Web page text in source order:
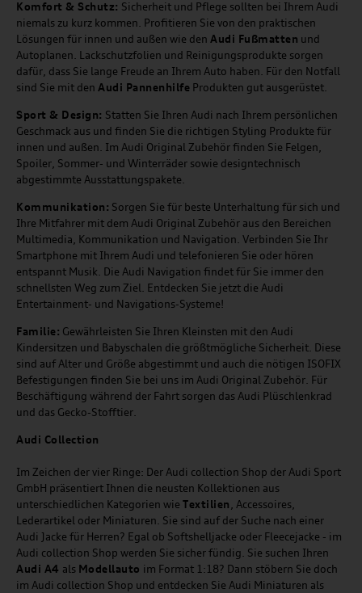
Komfort & Schutz: Sicherheit und Pflege sollten bei Ihrem Audi
niemals zu kurz kommen. Profitieren Sie von den praktischen
Lösungen für innen und außen wie den Audi Fußmatten und
Autoplanen. Lackschutzfolien und Reinigungsprodukte sorgen
dafür, dass Sie lange Freude an Ihrem Auto haben. Für den Notfall
sind Sie mit den Audi Pannenhilfe Produkten gut ausgerüstet.
Sport & Design: Statten Sie Ihren Audi nach Ihrem persönlichen
Geschmack aus und finden Sie die richtigen Styling Produkte für
innen und außen. Im Audi Original Zubehör finden Sie Felgen,
Spoiler, Sommer- und Winterräder sowie designtechnisch
abgestimmte Ausstattungspakete.
Kommunikation: Sorgen Sie für beste Unterhaltung für sich und
Ihre Mitfahrer mit dem Audi Original Zubehör aus den Bereichen
Multimedia, Kommunikation und Navigation. Verbinden Sie Ihr
Smartphone mit Ihrem Audi und telefonieren Sie oder hören
entspannt Musik. Die Audi Navigation findet für Sie immer den
schnellsten Weg zum Ziel. Entdecken Sie jetzt die Audi
Entertainment- und Navigations-Systeme!
Familie: Gewährleisten Sie Ihren Kleinsten mit den Audi
Kindersitzen und Babyschalen die größtmögliche Sicherheit. Diese
sind auf Alter und Größe abgestimmt und auch die nötigen ISOFIX
Befestigungen finden Sie bei uns im Audi Original Zubehör. Für
Beschäftigung während der Fahrt sorgen das Audi Plüschlenkrad
und das Gecko-Stofftier.
Audi Collection
Im Zeichen der vier Ringe: Der Audi collection Shop der Audi Sport
GmbH präsentiert Ihnen die neusten Kollektionen aus
unterschiedlichen Kategorien wie Textilien, Accessoires,
Lederartikel oder Miniaturen. Sie sind auf der Suche nach einer
Audi Jacke für Herren? Egal ob Softshelljacke oder Fleecejacke - im
Audi collection Shop werden Sie sicher fündig. Sie suchen Ihren
Audi A4 als Modellauto im Format 1:18? Dann stöbern Sie doch
im Audi collection Shop und entdecken Sie Audi Miniaturen als